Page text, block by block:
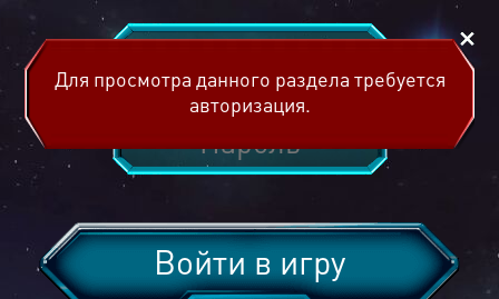
Войти в игру
Для просмотра данного раздела требуется
авторизация.